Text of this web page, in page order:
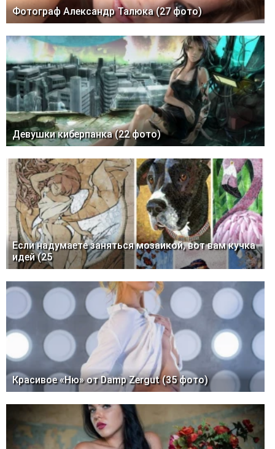
Фотограф Александр Талюка (27 фото)
Девушки киберпанка (22 фото)
Если надумаете заняться мозаикой, вот вам кучка
идей (25
Красивое «Ню» от Damp Zergut (35 фото)